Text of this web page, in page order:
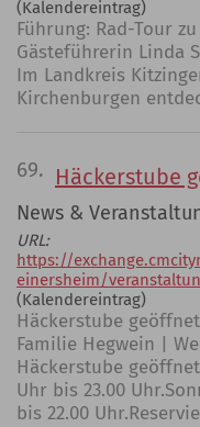
(Kalendereintrag)
Führung: Rad-Tour
Gästeführerin Linda
Im Landkreis
Kirchenburgen
69. Häckerstube
News &
URL:
https://
einersheim/
(Kalendereintrag)
Häckerstube geöffnet
Familie Hegwein |
Häckerstube
Uhr bis 23.00
bis 22.00